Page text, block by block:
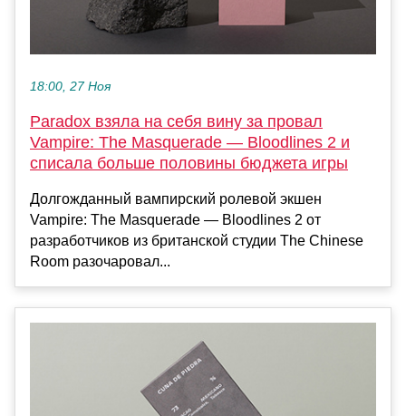
18:00, 27 Ноя
Paradox взяла на себя вину за провал
Vampire: The Masquerade — Bloodlines 2 и
списала больше половины бюджета игры
Долгожданный вампирский ролевой экшен
Vampire: The Masquerade — Bloodlines 2 от
разработчиков из британской студии The Chinese
Room разочаровал...